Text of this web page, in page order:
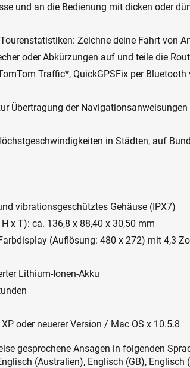
und an die Bedienung mit dicken oder
Zeichne deine Fahrt von
oder Abkürzungen auf und teile die
Traffic*, QuickGPSFix per Bluetooth
Übertragung der
in Städten, auf
vibrationsgeschütztes Gehäuse (IPX7)
x T): ca. 136,8 x 88,40 x 30,50 mm
(Auflösung: 480 x 272) mit 4,3
Lithium-Ionen-Akku
oder neuerer Version / Mac OS x 10.5.8
gesprochene Ansagen in folgenden
(Australien), Englisch (GB), Englisch